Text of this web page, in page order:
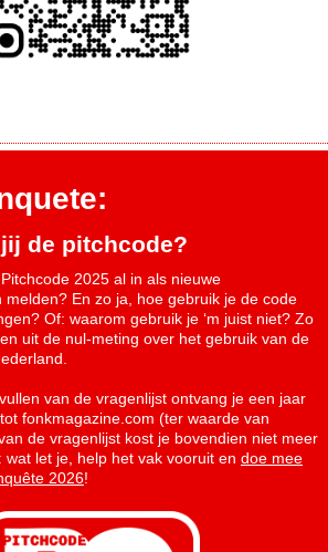
de pitchcode?
2025 al in als nieuwe
melden? En zo ja, hoe gebruik je de code
Of: waarom gebruik je ‘m juist niet? Zo
uit de nul-meting over het gebruik van de
van de vragenlijst ontvang je een jaar
fonkmagazine.com (ter waarde van
de vragenlijst kost je bovendien niet meer
let je, help het vak vooruit en doe mee
2026!